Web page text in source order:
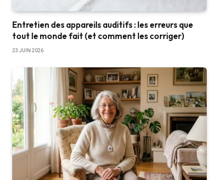
Entretien des appareils auditifs : les erreurs que
tout le monde fait (et comment les corriger)
23 JUIN 2026